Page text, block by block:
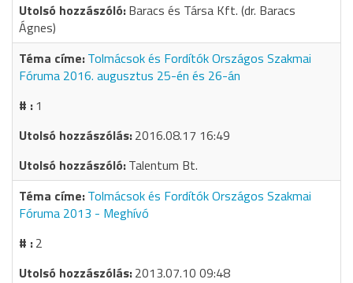
Baracs és Társa Kft. (dr. Baracs
Ágnes)
Tolmácsok és Fordítók Országos Szakmai
Fóruma 2016. augusztus 25-én és 26-án
1
2016.08.17 16:49
Talentum Bt.
Tolmácsok és Fordítók Országos Szakmai
Fóruma 2013 - Meghívó
2
2013.07.10 09:48